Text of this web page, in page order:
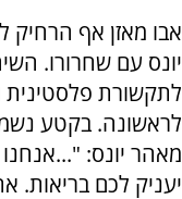
אבו מאזן אף הרחיק
יונס עם שחרורו.
לתקשורת פלסטינית
לראשונה. בקטע
מאהר יונס:
יעניק לכם בריאות.